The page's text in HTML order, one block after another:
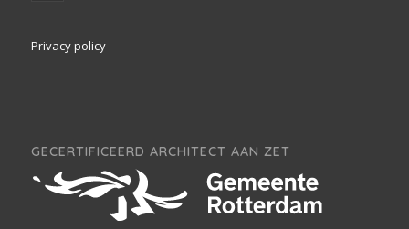
Privacy policy
GECERTIFICEERD ARCHITECT AAN ZET